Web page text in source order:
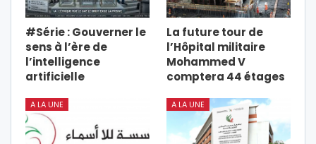
#Série : Gouverner le
sens à l’ère de
l’intelligence
artificielle
La future tour de
l’Hôpital militaire
Mohammed V
comptera 44 étages
A LA UNE A LA UNE